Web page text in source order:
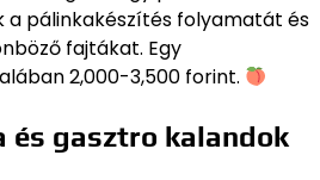
a pálinkakészítés folyamatát és
fajtákat. Egy
2,000-3,500 forint.
és gasztro kalandok